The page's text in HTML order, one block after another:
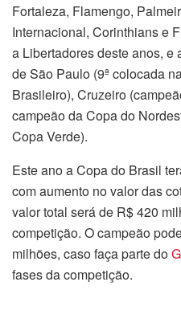
Fortaleza, Flamengo,
Internacional, Corinthians e
a Libertadores deste anos, e
de São Paulo (9ª colocada
Brasileiro), Cruzeiro
campeão da Copa do
Copa Verde).
Este ano a Copa do Brasil ter
com aumento no valor das
valor total será de R$ 420
competição. O campeão
milhões, caso faça parte do
fases da competição.